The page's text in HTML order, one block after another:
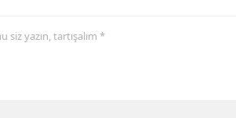
yazın, tartışalım *